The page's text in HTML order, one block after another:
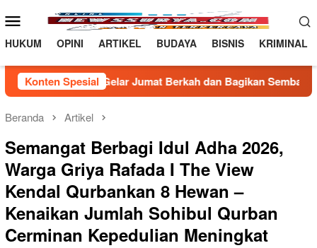
ke
konten
Menu
Mobile
HUKUM OPINI ARTIKEL BUDAYA BISNIS KRIMINAL
Konten Spesial
Jumat Berkah dan Bagikan Sembako kepada Warga
Beranda Artikel
Semangat Berbagi Idul Adha 2026,
Warga Griya Rafada I The View
Kendal Qurbankan 8 Hewan –
Kenaikan Jumlah Sohibul Qurban
Cerminan Kepedulian Meningkat